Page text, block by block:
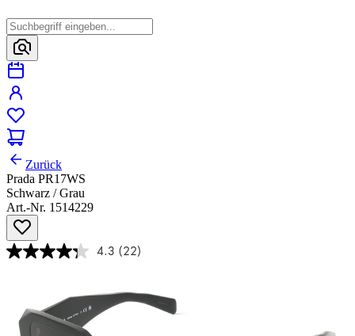
Zurück
Prada PR17WS
Schwarz / Grau
Art.-Nr. 1514229
4.3 (22)